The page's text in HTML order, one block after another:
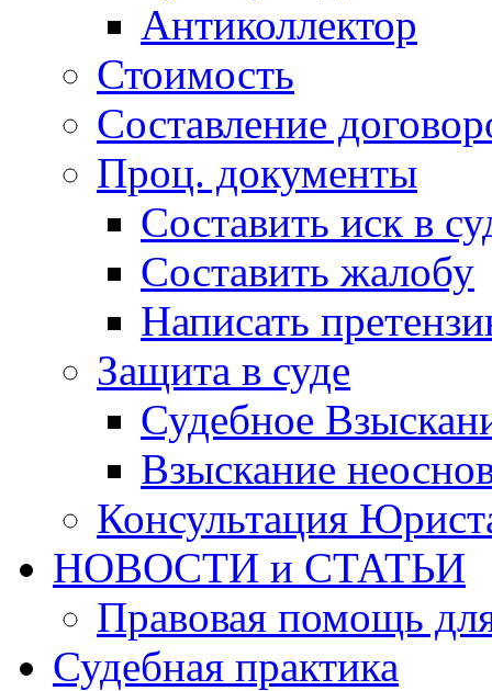
Антиколлектор
Стоимость
Составление
Проц. документы
Составить иск в
Составить жалобу
Написать
Защита в суде
Судебное
Взыскание
Консультация
НОВОСТИ и СТАТЬИ
Правовая помощь
Судебная практика